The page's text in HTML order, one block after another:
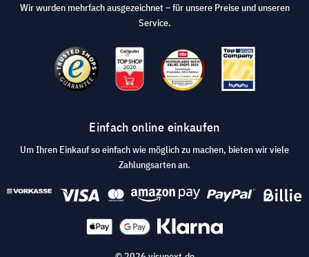
Wir wurden mehrfach ausgezeichnet – für unsere Preise und unseren
Service.
Einfach online einkaufen
Um Ihren Einkauf so einfach wie möglich zu machen, bieten wir viele
Zahlungsarten an.